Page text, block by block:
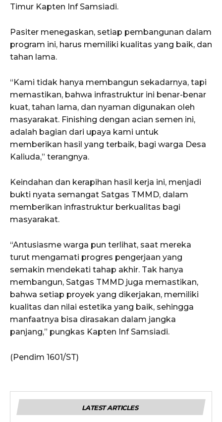
Timur Kapten Inf Samsiadi.
Pasiter menegaskan, setiap pembangunan dalam
program ini, harus memiliki kualitas yang baik, dan
tahan lama.
“Kami tidak hanya membangun sekadarnya, tapi
memastikan, bahwa infrastruktur ini benar-benar
kuat, tahan lama, dan nyaman digunakan oleh
masyarakat. Finishing dengan acian semen ini,
adalah bagian dari upaya kami untuk
memberikan hasil yang terbaik, bagi warga Desa
Kaliuda,” terangnya.
Keindahan dan kerapihan hasil kerja ini, menjadi
bukti nyata semangat Satgas TMMD, dalam
memberikan infrastruktur berkualitas bagi
masyarakat.
“Antusiasme warga pun terlihat, saat mereka
turut mengamati progres pengerjaan yang
semakin mendekati tahap akhir. Tak hanya
membangun, Satgas TMMD juga memastikan,
bahwa setiap proyek yang dikerjakan, memiliki
kualitas dan nilai estetika yang baik, sehingga
manfaatnya bisa dirasakan dalam jangka
panjang,” pungkas Kapten Inf Samsiadi.
(Pendim 1601/ST)
LATEST ARTICLES